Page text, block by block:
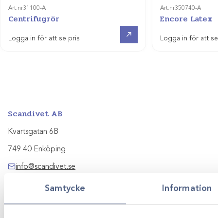
Samtycke Information
Art.nr31100-A
Centrifugrör
Logga in för att se pris
Art.nr350740-A
Encore Latex
Logga in för att
Scandivet AB
Kvartsgatan 6B
749 40 Enköping
info@scandivet.se
0171 – 857 70